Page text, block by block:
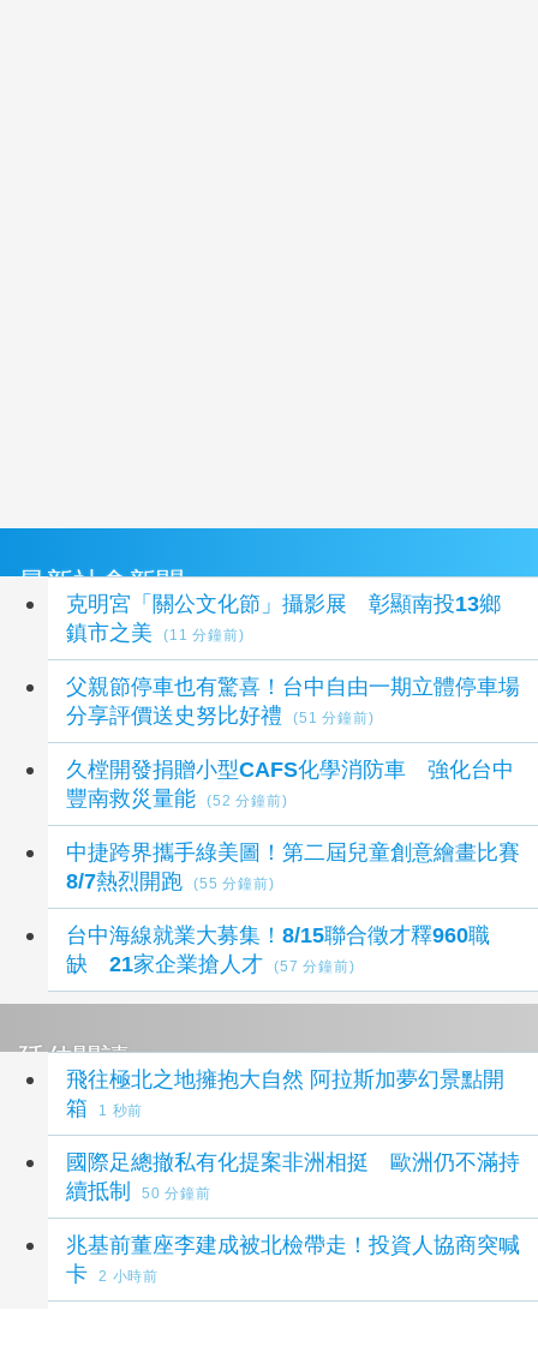
最新社會新聞
克明宮「關公文化節」攝影展 彰顯南投13鄉
鎮市之美
(11 分鐘前)
父親節停車也有驚喜！台中自由一期立體停車場
分享評價送史努比好禮
(51 分鐘前)
久樘開發捐贈小型CAFS化學消防車 強化台中
豐南救災量能
(52 分鐘前)
中捷跨界攜手綠美圖！第二屆兒童創意繪畫比賽
8/7熱烈開跑
(55 分鐘前)
台中海線就業大募集！8/15聯合徵才釋960職
缺 21家企業搶人才
(57 分鐘前)
延伸閱讀
飛往極北之地擁抱大自然 阿拉斯加夢幻景點開
箱
1 秒前
國際足總撤私有化提案非洲相挺 歐洲仍不滿持
續抵制
50 分鐘前
兆基前董座李建成被北檢帶走！投資人協商突喊
卡
2 小時前